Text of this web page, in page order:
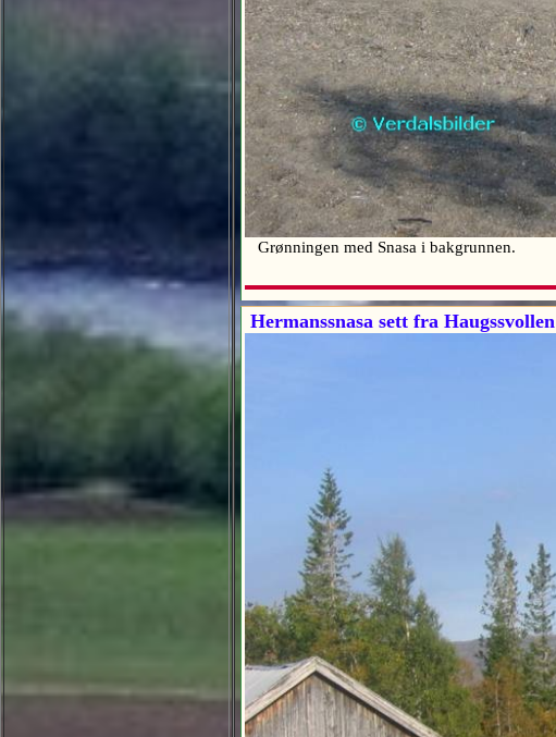
Grønningen med Snasa i bakgrunnen.
Hermanssnasa sett fra Haugssvollen